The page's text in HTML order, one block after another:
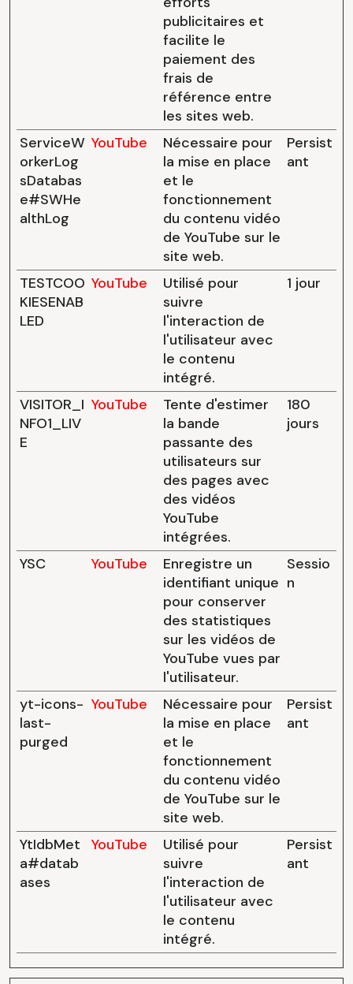
publicitaires et
facilite le
paiement des
frais de
référence entre
les sites web.
ServiceW
orkerLog
sDatabas
e#SWHe
althLog
YouTube
Nécessaire pour
la mise en place
et le
fonctionnement
du contenu vidéo
de YouTube sur le
site web.
Persist
ant
TESTCOO
KIESENAB
LED
YouTube
Utilisé pour
suivre
l'interaction de
l'utilisateur avec
le contenu
intégré.
1 jour
VISITOR_I
NFO1_LIV
E
YouTube
Tente d'estimer
la bande
passante des
utilisateurs sur
des pages avec
des vidéos
YouTube
intégrées.
180
jours
YSC YouTube
Enregistre un
identifiant unique
pour conserver
des statistiques
sur les vidéos de
YouTube vues par
l'utilisateur.
Sessio
n
yt-icons-
last-
purged
YouTube
Nécessaire pour
la mise en place
et le
fonctionnement
du contenu vidéo
de YouTube sur le
site web.
Persist
ant
YtIdbMet
a#datab
ases
YouTube
Utilisé pour
suivre
l'interaction de
l'utilisateur avec
le contenu
intégré.
Persist
ant